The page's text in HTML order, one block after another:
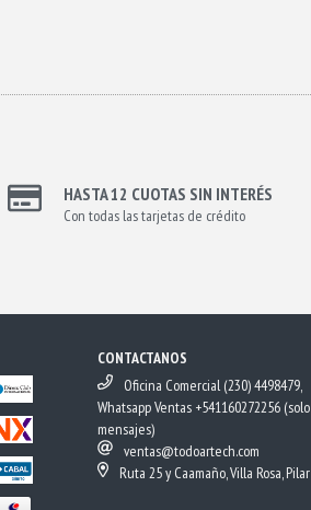
HASTA 12 CUOTAS SIN INTERÉS
Con todas las tarjetas de crédito
CONTACTANOS
Oficina Comercial (230) 4498479,
Whatsapp Ventas +541160272256 (solo
mensajes)
ventas@todoartech.com
Ruta 25 y Caamaño, Villa Rosa,